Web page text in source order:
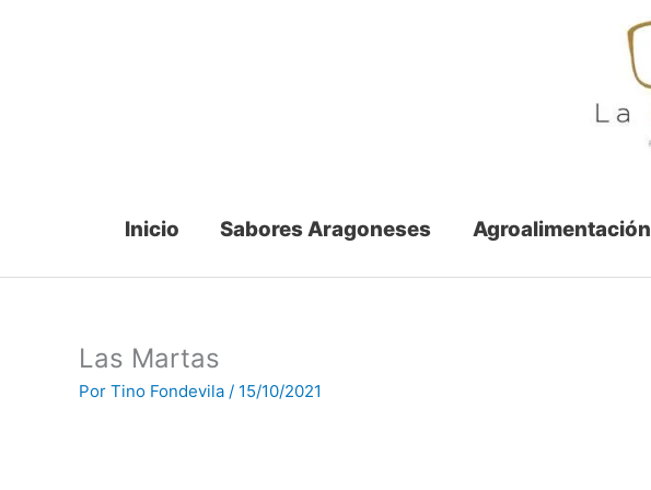
Inicio Sabores Aragoneses Agroalimentación
Las Martas
Por Tino Fondevila / 15/10/2021